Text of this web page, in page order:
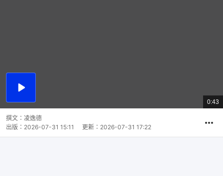
播
總
共
0:43
撰文： 凌逸德
出版： 2026-07-31 15:11 更新： 2026-07-31 17:22